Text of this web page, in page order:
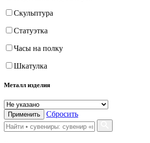
Скульптура
Статуэтка
Часы на полку
Шкатулка
Металл изделия
Применить Сбросить